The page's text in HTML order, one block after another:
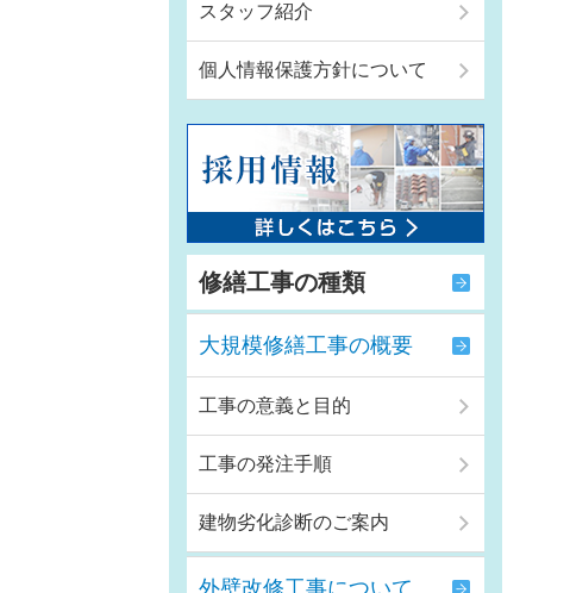
スタッフ紹介
個人情報保護方針について
修繕工事の種類
大規模修繕工事の概要
工事の意義と目的
工事の発注手順
建物劣化診断のご案内
外壁改修工事について